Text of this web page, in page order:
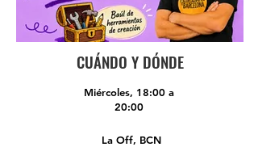
CUÁNDO Y DÓNDE
Miércoles, 18:00 a
20:00
La Off, BCN